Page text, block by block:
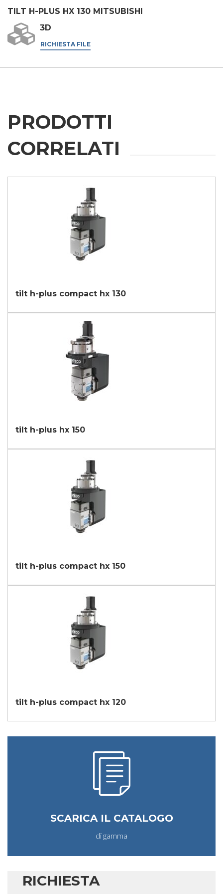
marketing.
* In assenza di questa autorizzazione, non saremo in grado di elaborare
la tua richiesta.
INVIA
TILT H-PLUS HX 130 MITSUBISHI
3D
RICHIESTA FILE
PRODOTTI
CORRELATI
tilt h-plus compact hx 130
tilt h-plus hx 150
tilt h-plus compact hx 150
tilt h-plus compact hx 120
SCARICA IL CATALOGO
di gamma
RICHIESTA